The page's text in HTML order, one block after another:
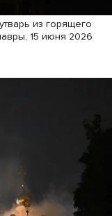
из горящего
15 июня 2026